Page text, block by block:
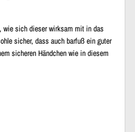
wie sich dieser wirksam mit in das
sicher, dass auch barfuß ein guter
sicheren Händchen wie in diesem